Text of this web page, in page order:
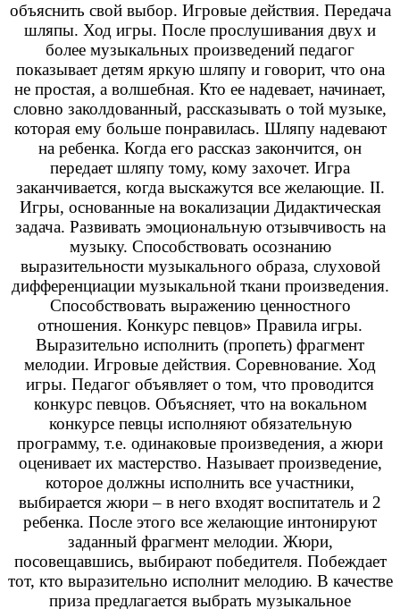
объяснить свой выбор. Игровые действия. Передача
шляпы. Ход игры. После прослушивания двух и
более музыкальных произведений педагог
показывает детям яркую шляпу и говорит, что она
не простая, а волшебная. Кто ее надевает, начинает,
словно заколдованный, рассказывать о той музыке,
которая ему больше понравилась. Шляпу надевают
на ребенка. Когда его рассказ закончится, он
передает шляпу тому, кому захочет. Игра
заканчивается, когда выскажутся все желающие. II.
Игры, основанные на вокализации Дидактическая
задача. Развивать эмоциональную отзывчивость на
музыку. Способствовать осознанию
выразительности музыкального образа, слуховой
дифференциации музыкальной ткани произведения.
Способствовать выражению ценностного
отношения. Конкурс певцов» Правила игры.
Выразительно исполнить (пропеть) фрагмент
мелодии. Игровые действия. Соревнование. Ход
игры. Педагог объявляет о том, что проводится
конкурс певцов. Объясняет, что на вокальном
конкурсе певцы исполняют обязательную
программу, т.е. одинаковые произведения, а жюри
оценивает их мастерство. Называет произведение,
которое должны исполнить все участники,
выбирается жюри – в него входят воспитатель и 2
ребенка. После этого все желающие интонируют
заданный фрагмент мелодии. Жюри,
посовещавшись, выбирают победителя. Побеждает
тот, кто выразительно исполнит мелодию. В качестве
приза предлагается выбрать музыкальное